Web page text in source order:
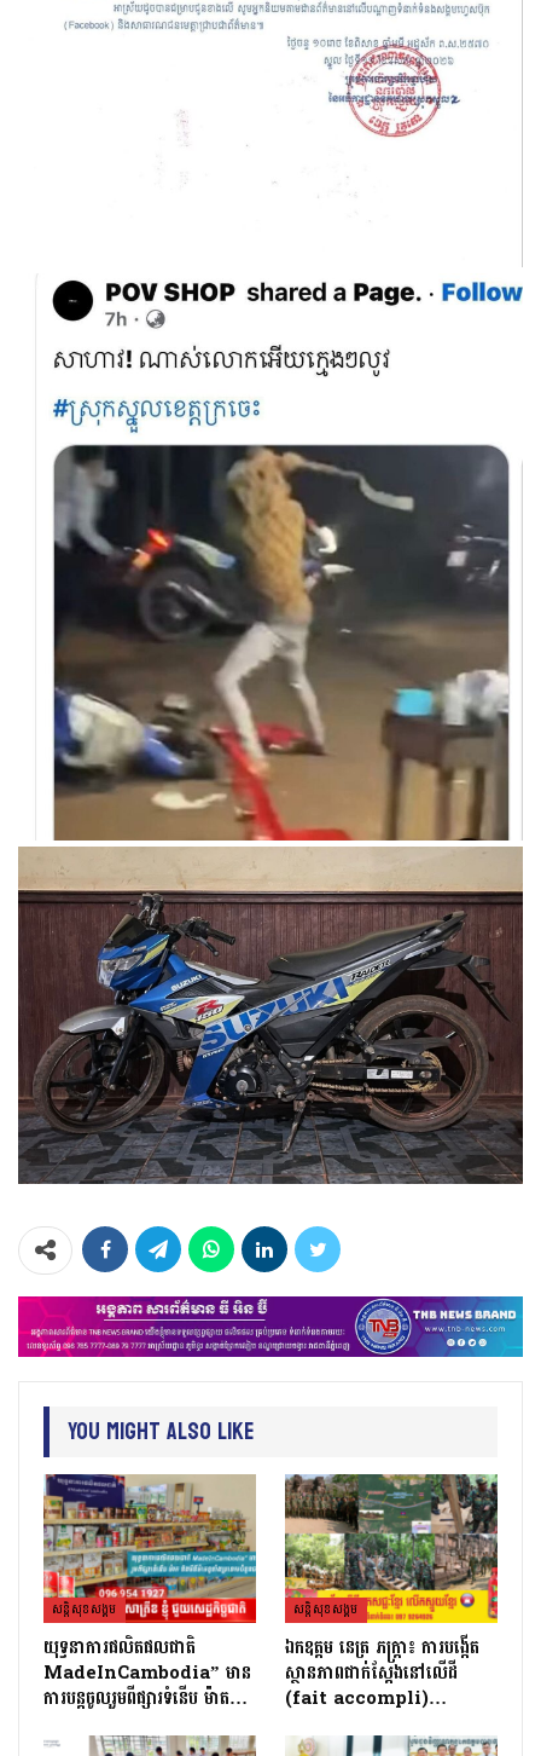
You Might Also Like
សន្តិសុខសង្គម
យុទ្ធនាការផលិតផលជាតិ
MadeInCambodia” មាន
ការបន្តចូលរួមពីផ្សារទំនើប ម៉ាត…
សន្តិសុខសង្គម
ឯកឧត្តម នេត្រ ភក្ត្រា៖ ការបង្កើត
ស្ថានភាពជាក់ស្តែងនៅលើដី
(fait accompli)…